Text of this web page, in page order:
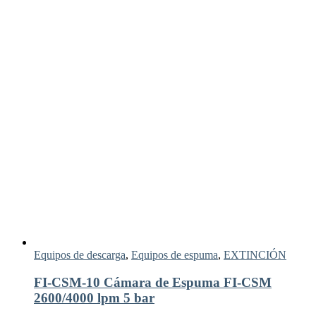
Equipos de descarga, Equipos de espuma, EXTINCIÓN
FI-CSM-10 Cámara de Espuma FI-CSM
2600/4000 lpm 5 bar